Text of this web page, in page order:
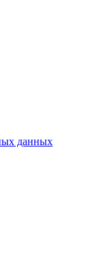
данных